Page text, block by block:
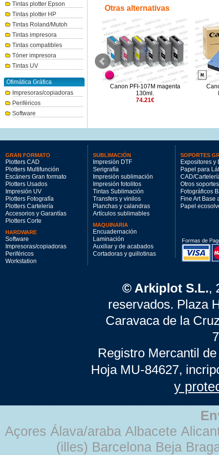
Tintas plotter Epson
Tintas plotter HP
Tintas Roland/Mutoh
Tintas impresora
Tintas compatibles
Tóner impresora
Tintas UV
Ofimática Gráfica
Impresoras/copiadoras
Periféricos
Software
Otras alternativas
Canon PFI-710M magenta
700ml.
Canon PFI-107M magenta
130ml.
74.21€
GRAN FORMATO
Plotters CAD
Plotters Multifunción
Escáners Gran formato
Plotters Usados
Impresión UV
Plotters Fotografía
Plotters Cartelería
Accesorios y Garantías
Plotters Corte
HARDWARE
Software
Impresoras/copiadoras
Periféricos
Workstation
SUBLIMACIÓN
Impresión DTF
Serigrafía
Impresión sublimación
Impresión fotolitos
Tintas Sublimación
Transfers y vinilos
Planchas y calandras
Artículos sublimables
MAQUINARIA
Encuadernación
Laminación
Auxiliar y de acabados
Cortadoras y guillotinas
SOPORTES
Expositores y
Papel para
CAD/
Otros soportes
Fotográficos
Fine Art Base
Papel
Formas de
© Arkiplot S.L.,
reservados. Plaza
Caravaca de la
Registro Mercantil
Hoja MU-84627,
y
Açores Álava/araba Albacete
(illes) Barcelona Beja